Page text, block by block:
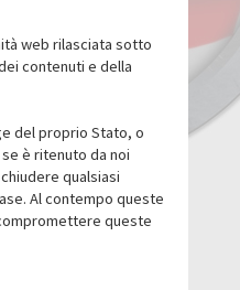
web rilasciata sotto
contenuti e della
del proprio Stato, o
è ritenuto da noi
qualsiasi
Al contempo queste
queste